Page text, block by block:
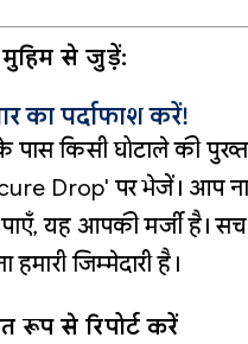
मुहिम से जुड़ें:
का पर्दाफाश करें!
किसी घोटाले की
Drop' पर भेजें। आप
यह आपकी मर्जी है।
हमारी जिम्मेदारी है।
रूप से रिपोर्ट करें